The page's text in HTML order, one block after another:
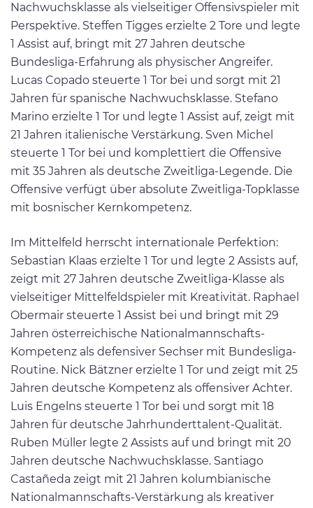
Nachwuchsklasse als vielseitiger Offensivspieler mit
Perspektive. Steffen Tigges erzielte 2 Tore und legte
1 Assist auf, bringt mit 27 Jahren deutsche
Bundesliga-Erfahrung als physischer Angreifer.
Lucas Copado steuerte 1 Tor bei und sorgt mit 21
Jahren für spanische Nachwuchsklasse. Stefano
Marino erzielte 1 Tor und legte 1 Assist auf, zeigt mit
21 Jahren italienische Verstärkung. Sven Michel
steuerte 1 Tor bei und komplettiert die Offensive
mit 35 Jahren als deutsche Zweitliga-Legende. Die
Offensive verfügt über absolute Zweitliga-Topklasse
mit bosnischer Kernkompetenz.
Im Mittelfeld herrscht internationale Perfektion:
Sebastian Klaas erzielte 1 Tor und legte 2 Assists auf,
zeigt mit 27 Jahren deutsche Zweitliga-Klasse als
vielseitiger Mittelfeldspieler mit Kreativität. Raphael
Obermair steuerte 1 Assist bei und bringt mit 29
Jahren österreichische Nationalmannschafts-
Kompetenz als defensiver Sechser mit Bundesliga-
Routine. Nick Bätzner erzielte 1 Tor und zeigt mit 25
Jahren deutsche Kompetenz als offensiver Achter.
Luis Engelns steuerte 1 Tor bei und sorgt mit 18
Jahren für deutsche Jahrhunderttalent-Qualität.
Ruben Müller legte 2 Assists auf und bringt mit 20
Jahren deutsche Nachwuchsklasse. Santiago
Castañeda zeigt mit 21 Jahren kolumbianische
Nationalmannschafts-Verstärkung als kreativer